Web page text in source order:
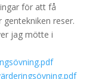
för att få
reser.
jag mötte i